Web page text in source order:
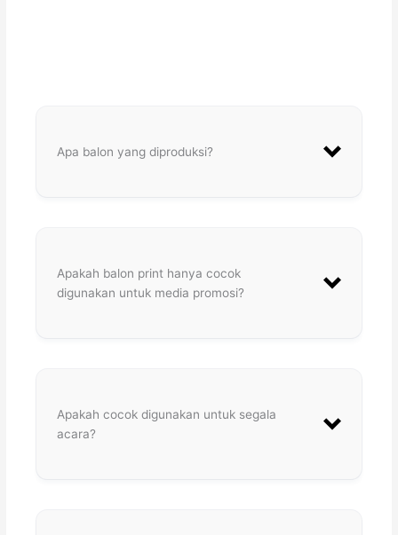
Apa balon yang diproduksi?
Apakah balon print hanya cocok
digunakan untuk media promosi?
Apakah cocok digunakan untuk segala
acara?